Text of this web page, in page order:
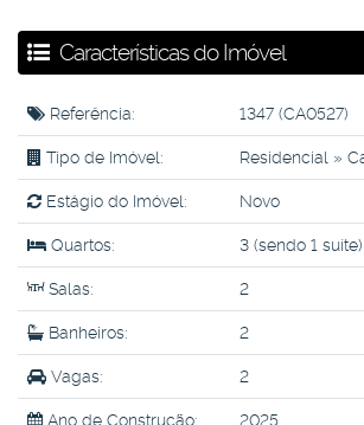
Características do Imóvel
Referência: 1347 (CA0527)
Tipo de Imóvel: Residencial »
Estágio do Imóvel: Novo
Quartos: 3 (sendo 1 suíte)
Salas: 2
Banheiros: 2
Vagas: 2
Ano de Construção: 2025